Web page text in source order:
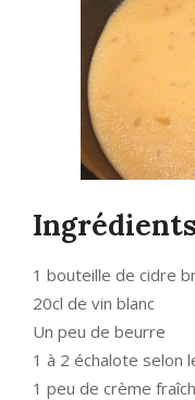
Ingrédients
1 bouteille de cidre
20cl de vin blanc
Un peu de beurre
1 à 2 échalote selon
1 peu de crème